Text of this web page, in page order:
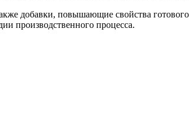
добавки, повышающие свойства
производственного процесса.